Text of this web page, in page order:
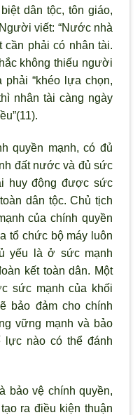
dân tộc, tôn giáo,
viết: “Nước nhà
cần phải có nhân tài.
không thiếu người
phải “khéo lựa chọn,
nhân tài càng ngày
quyền mạnh, có đủ
đất nước và đủ sức
huy động được sức
dân tộc. Chủ tịch
của chính quyền
tổ chức bộ máy luôn
yếu là ở sức mạnh
kết toàn dân. Một
sức mạnh của khối
bảo đảm cho chính
vững mạnh và bảo
lực nào có thể đánh
bảo vệ chính quyền,
ra điều kiện thuận